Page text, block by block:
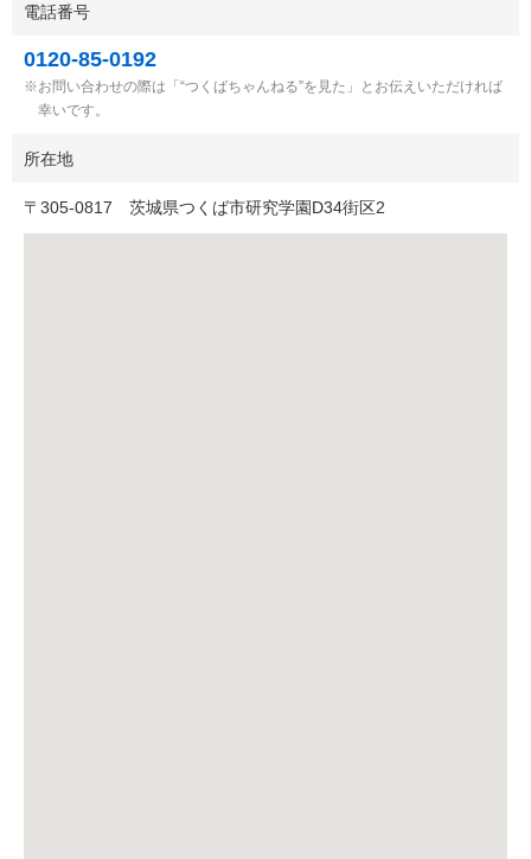
電話番号
0120-85-0192
お問い合わせの際は「“つくばちゃんねる”を見た」とお伝えいただければ
幸いです。
所在地
〒 305-0817 茨城県つくば市研究学園D34街区2